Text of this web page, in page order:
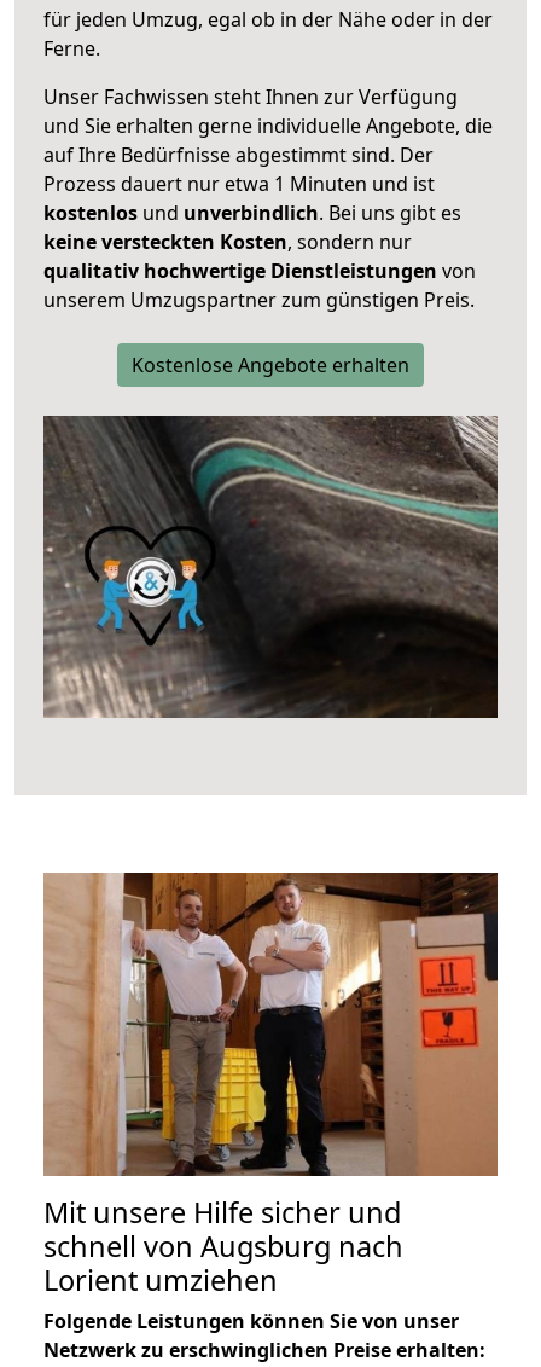
für jeden Umzug, egal ob in der Nähe oder in der
Ferne.
Unser Fachwissen steht Ihnen zur Verfügung
und Sie erhalten gerne individuelle Angebote, die
auf Ihre Bedürfnisse abgestimmt sind. Der
Prozess dauert nur etwa 1 Minuten und ist
kostenlos und unverbindlich. Bei uns gibt es
keine versteckten Kosten, sondern nur
qualitativ hochwertige Dienstleistungen von
unserem Umzugspartner zum günstigen Preis.
Kostenlose Angebote erhalten
Mit unsere Hilfe sicher und
schnell von Augsburg nach
Lorient umziehen
Folgende Leistungen können Sie von unser
Netzwerk zu erschwinglichen Preise erhalten: